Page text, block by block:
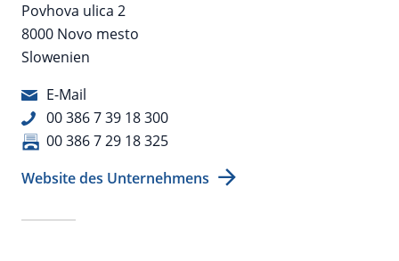
Povhova ulica 2
8000 Novo mesto
Slowenien
E-Mail
00 386 7 39 18 300
00 386 7 29 18 325
Website des Unternehmens